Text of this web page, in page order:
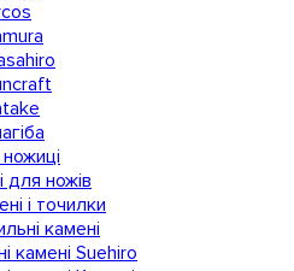
для ножів
і точилки
камені
камені Suehiro